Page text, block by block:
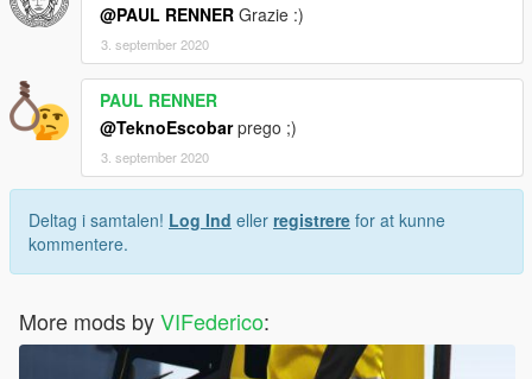
@PAUL RENNER Grazie :)
3. september 2020
PAUL RENNER
@TeknoEscobarprego ;)
3. september 2020
Deltag i samtalen! Log Ind eller registrere for at kunne
kommentere.
More mods byVIFederico: